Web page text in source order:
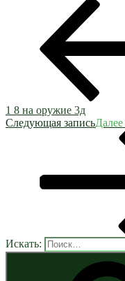
1 8 на оружие 3д
Следующая записьДалее
Искать: